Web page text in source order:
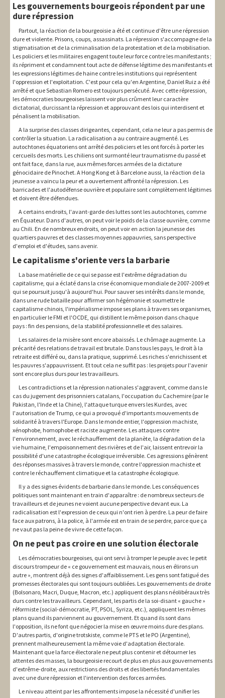
Les gouvernements bourgeois répondent par une
dure répression
Partout, la réaction de la bourgeoisie a été et continue d'être une répression
dure et violente. Prisons, coups, assassinats. La répression s'accompagne de la
stigmatisation et de la criminalisation de la protestation et de la mobilisation.
Les policiers et les militaires engagent toute leur force contre les manifestants ;
ils répriment et condamnent tout acte de défense légitime des manifestants et
les expressions légitimes de haine contre les institutions qui représentent
l'oppression et l'exploitation. C'est pour cela qu'en Argentine, Daniel Ruiz a été
arrêté et que Sebastian Romero est toujours persécuté. Avec cette répression,
les démocraties bourgeoises laissent voir plus crûment leur caractère
dictatorial, durcissant la répression et approuvant des lois qui interdisent et
pénalisent la mobilisation.
A la surprise des classes dirigeantes, cependant, cela ne leur a pas permis de
contrôler la situation. La radicalisation a au contraire augmenté. Les
autochtones équatoriens ont arrêté des policiers et les ont forcés à porter les
cercueils des morts. Les chiliens ont surmonté leur traumatisme du passé et
ont fait face, dans la rue, aux mêmes forces armées de la dictature
génocidaire de Pinochet. A Hong Kong et à Barcelone aussi, la réaction de la
jeunesse a vaincu la peur et a ouvertement affronté la répression. Les
barricades et l'autodéfense ouvrière et populaire sont complètement légitimes
et doivent être défendues.
A certains endroits, l'avant-garde des luttes sont les autochtones, comme
en Équateur. Dans d'autres, on peut voir le poids de la classe ouvrière, comme
au Chili. En de nombreux endroits, on peut voir en action la jeunesse des
quartiers pauvres et des classes moyennes appauvries, sans perspective
d'emploi et d'études, sans avenir.
Le capitalisme s'oriente vers la barbarie
La base matérielle de ce qui se passe est l'extrême dégradation du
capitalisme, qui a éclaté dans la crise économique mondiale de 2007-2009 et
qui se poursuit jusqu'à aujourd'hui. Pour sauver ses intérêts dans le monde,
dans une rude bataille pour affirmer son hégémonie et soumettre le
capitalisme chinois, l'impérialisme impose ses plans à travers ses organismes,
en particulier le FMI et l'OCDE, qui distillent le même poison dans chaque
pays : fin des pensions, de la stabilité professionnelle et des salaires.
Les salaires de la misère sont encore abaissés. Le chômage augmente. La
précarité des relations de travail est brutale. Dans tous les pays, le droit à la
retraite est différé ou, dans la pratique, supprimé. Les riches s'enrichissent et
les pauvres s'appauvrissent. Et tout cela ne suffit pas : les projets pour l'avenir
sont encore plus durs pour les travailleurs.
Les contradictions et la répression nationales s'aggravent, comme dans le
cas du jugement des prisonniers catalans, l'occupation du Cachemire (par le
Pakistan, l'Inde et la Chine), l'attaque turque envers les Kurdes, avec
l'autorisation de Trump, ce qui a provoqué d'importants mouvements de
solidarité à travers l'Europe. Dans le monde entier, l'oppression machiste,
xénophobe, homophobe et raciste augmente. Les attaques contre
l'environnement, avec le réchauffement de la planète, la dégradation de la
vie humaine, l'empoisonnement des rivières et de l'air, laissent entrevoir la
possibilité d'une catastrophe écologique irréversible. Ces agressions génèrent
des réponses massives à travers le monde, contre l'oppression machiste et
contre le réchauffement climatique et la catastrophe écologique.
Il y a des signes évidents de barbarie dans le monde. Les conséquences
politiques sont maintenant en train d'apparaître : de nombreux secteurs de
travailleurs et de jeunes ne voient aucune perspective devant eux. La
radicalisation est l'expression de ceux qui n'ont rien à perdre. La peur de faire
face aux patrons, à la police, à l'armée est en train de se perdre, parce que ça
ne vaut pas la peine de vivre de cette façon.
On ne peut pas croire en une solution électorale
Les démocraties bourgeoises, qui ont servi à tromper le peuple avec le petit
discours trompeur de « ce gouvernement est mauvais, nous en élirons un
autre », montrent déjà des signes d'affaiblissement. Les gens sont fatigué des
promesses électorales qui sont toujours oubliées. Les gouvernements de droite
(Bolsonaro, Macri, Duque, Macron, etc.) appliquent des plans néolibéraux très
durs contre les travailleurs. Cependant, les partis de la soi-disant « gauche »
réformiste (social-démocratie, PT, PSOL, Syriza, etc.), appliquent les mêmes
plans quand ils parviennent au gouvernement. Et quand ils sont dans
l'opposition, ils ne font que négocier la mise en œuvre moins dure des plans.
D'autres partis, d'origine trotskiste, comme le PTS et le PO (Argentine),
prennent malheureusement la même voie d'adaptation électorale.
Maintenant que la farce électorale ne peut plus contenir et détourner les
attentes des masses, la bourgeoisie recourt de plus en plus aux gouvernements
d'extrême-droite, aux restrictions des droits et des libertés fondamentales
avec une dure répression et l'intervention des forces armées.
Le niveau atteint par les affrontements impose la nécessité d'unifier les